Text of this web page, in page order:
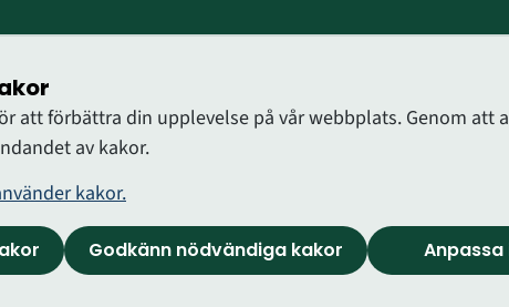
att förbättra din upplevelse på vår webbplats. Genom att
av kakor.
kakor.
Godkänn nödvändiga kakor